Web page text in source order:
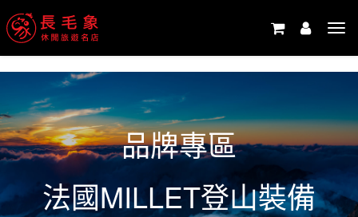
品牌專區
法國MILLET登山裝備